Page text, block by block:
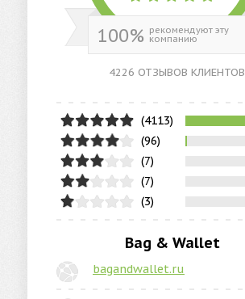
100% рекомендуют эту
компанию
4226 ОТЗЫВОВ КЛИЕНТОВ
(4113)
(96)
(7)
(7)
(3)
Bag & Wallet
bagandwallet.ru